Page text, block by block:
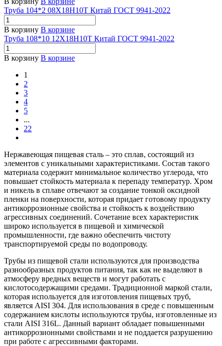
Труба 104*2 08Х18Н10Т Китай ГОСТ 9941-2022
В корзину В корзине
Труба 108*10 12Х18Н10Т Китай ГОСТ 9941-2022
В корзину В корзине
1
2
3
4
5
...
22
Нержавеющая пищевая сталь – это сплав, состоящий из
элементов с уникальными характеристиками. Состав такого
материала содержит минимальное количество углерода, что
повышает стойкость материала к перепаду температур. Хром
и никель в сплаве отвечают за создание тонкой оксидной
пленки на поверхности, которая придает готовому продукту
антикоррозионные свойства и стойкость к воздействию
агрессивных соединений. Сочетание всех характеристик
широко используется в пищевой и химической
промышленности, где важно обеспечить чистоту
транспортируемой среды по водопроводу.
Трубы из пищевой стали используются для производства
разнообразных продуктов питания, так как не выделяют в
атмосферу вредных веществ и могут работать с
кислотосодержащими средами. Традиционной маркой стали,
которая используется для изготовления пищевых труб,
является AISI 304. Для использования в среде с повышенным
содержанием кислоты используются трубы, изготовленные из
стали AISI 316L. Данный вариант обладает повышенными
антикоррозионными свойствами и не поддается разрушению
при работе с агрессивными факторами.